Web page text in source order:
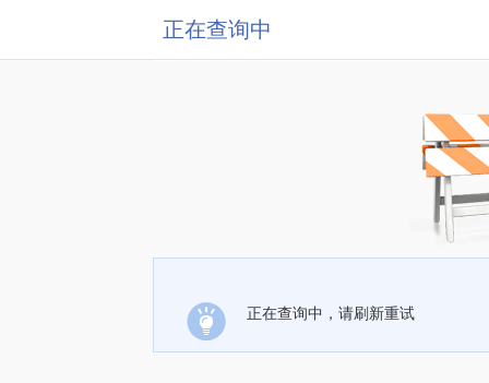
正在查询中
正在查询中，请刷新重试